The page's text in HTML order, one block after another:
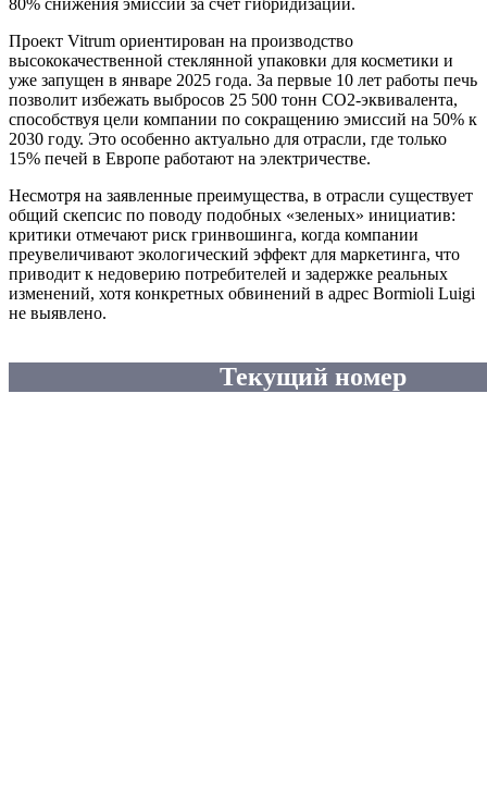
80% снижения эмиссий за счет гибридизации.
Проект Vitrum ориентирован на производство
высококачественной стеклянной упаковки для косметики и
уже запущен в январе 2025 года. За первые 10 лет работы печь
позволит избежать выбросов 25 500 тонн CO2-эквивалента,
способствуя цели компании по сокращению эмиссий на 50% к
2030 году. Это особенно актуально для отрасли, где только
15% печей в Европе работают на электричестве.
Несмотря на заявленные преимущества, в отрасли существует
общий скепсис по поводу подобных «зеленых» инициатив:
критики отмечают риск гринвошинга, когда компании
преувеличивают экологический эффект для маркетинга, что
приводит к недоверию потребителей и задержке реальных
изменений, хотя конкретных обвинений в адрес Bormioli Luigi
не выявлено.
Текущий номер